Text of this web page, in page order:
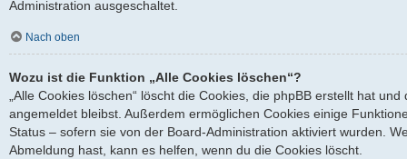
Administration ausgeschaltet.
Nach oben
Wozu ist die Funktion „Alle Cookies löschen“?
„Alle Cookies löschen“ löscht die Cookies, die phpBB erstellt hat
angemeldet bleibst. Außerdem ermöglichen Cookies einige
Status – sofern sie von der Board-Administration aktiviert wurden.
Abmeldung hast, kann es helfen, wenn du die Cookies löscht.